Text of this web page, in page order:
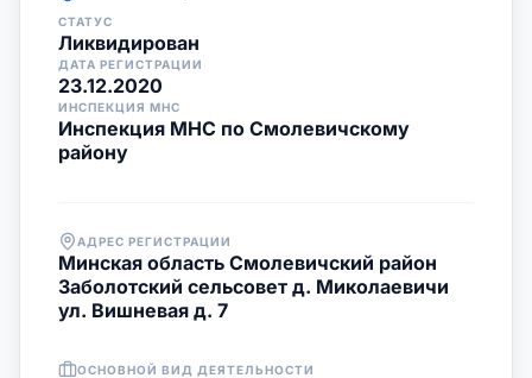
СТАТУС
Ликвидирован
ДАТА РЕГИСТРАЦИИ
23.12.2020
ИНСПЕКЦИЯ МНС
Инспекция МНС по Смолевичскому
району
АДРЕС РЕГИСТРАЦИИ
Минская область Смолевичский район
Заболотский сельсовет д. Миколаевичи
ул. Вишневая д. 7
ОСНОВНОЙ ВИД ДЕЯТЕЛЬНОСТИ